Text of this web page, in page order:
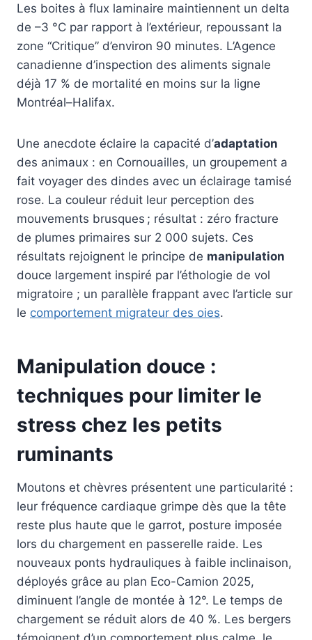
Les boites à flux laminaire maintiennent un delta
de –3 °C par rapport à l’extérieur, repoussant la
zone “Critique” d’environ 90 minutes. L’Agence
canadienne d’inspection des aliments signale
déjà 17 % de mortalité en moins sur la ligne
Montréal–Halifax.
Une anecdote éclaire la capacité d’adaptation
des animaux : en Cornouailles, un groupement a
fait voyager des dindes avec un éclairage tamisé
rose. La couleur réduit leur perception des
mouvements brusques ; résultat : zéro fracture
de plumes primaires sur 2 000 sujets. Ces
résultats rejoignent le principe de manipulation
douce largement inspiré par l’éthologie de vol
migratoire ; un parallèle frappant avec l’article sur
le comportement migrateur des oies.
Manipulation douce :
techniques pour limiter le
stress chez les petits
ruminants
Moutons et chèvres présentent une particularité :
leur fréquence cardiaque grimpe dès que la tête
reste plus haute que le garrot, posture imposée
lors du chargement en passerelle raide. Les
nouveaux ponts hydrauliques à faible inclinaison,
déployés grâce au plan Eco-Camion 2025,
diminuent l’angle de montée à 12°. Le temps de
chargement se réduit alors de 40 %. Les bergers